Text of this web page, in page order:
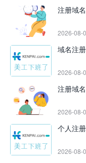
注册域
2026-08-
域名注
2026-08-
注册域
2026-08-
个人注
2026-08-